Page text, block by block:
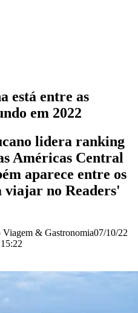
está entre as
em 2022
lidera ranking
Américas Central
aparece entre os
viajar no Readers'
Viagem & Gastronomia07/10/22